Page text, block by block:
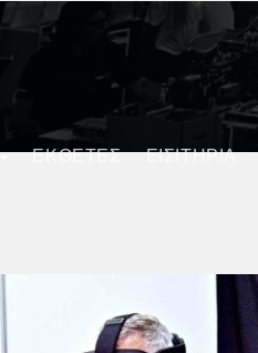
ΕΚΘΕΤΕΣ ΕΙΣΙΤΗΡΙΑ